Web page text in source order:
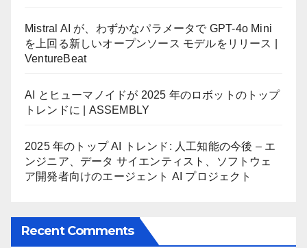
Mistral AI が、わずかなパラメータで GPT-4o Mini
を上回る新しいオープンソース モデルをリリース |
VentureBeat
AI とヒューマノイドが 2025 年のロボットのトップ
トレンドに | ASSEMBLY
2025 年のトップ AI トレンド: 人工知能の今後 – エ
ンジニア、データ サイエンティスト、ソフトウェ
ア開発者向けのエージェント AI プロジェクト
Recent Comments